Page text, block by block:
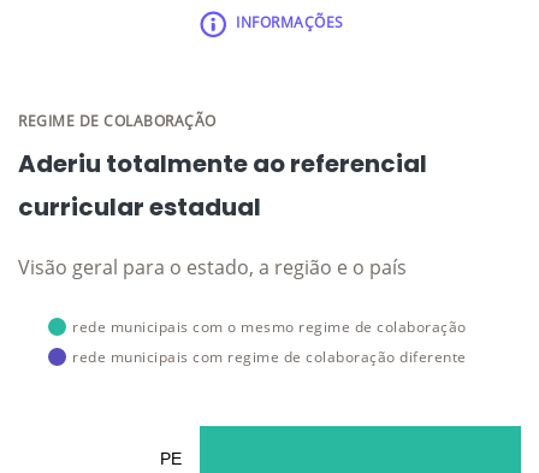
INFORMAÇÕES
REGIME DE COLABORAÇÃO
Aderiu totalmente ao referencial
curricular estadual
Visão geral para o estado, a região e o país
rede municipais com o mesmo regime de colaboração
rede municipais com regime de colaboração diferente
PE